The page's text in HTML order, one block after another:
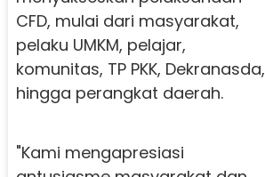
CFD, mulai dari masyarakat,
pelaku UMKM, pelajar,
komunitas, TP PKK, Dekranasda,
hingga perangkat daerah.
"Kami mengapresiasi